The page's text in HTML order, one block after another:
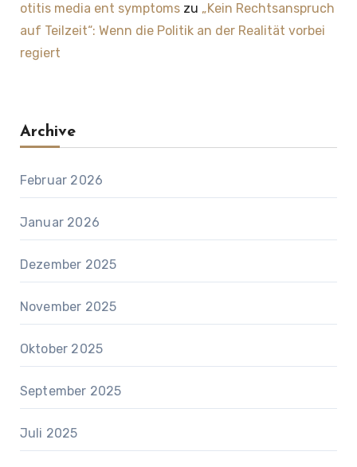
otitis media ent symptomszu „Kein Rechtsanspruch
auf Teilzeit“: Wenn die Politik an der Realität vorbei
regiert
Archive
Februar 2026
Januar 2026
Dezember 2025
November 2025
Oktober 2025
September 2025
Juli 2025